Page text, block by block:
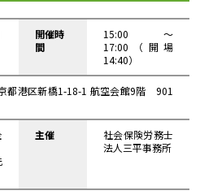
開催時
間
15:00〜
17:00（開場
14:40）
都港区新橋1-18-1 航空会館9階 901
主催
社会保険労務士
法人三平事務所